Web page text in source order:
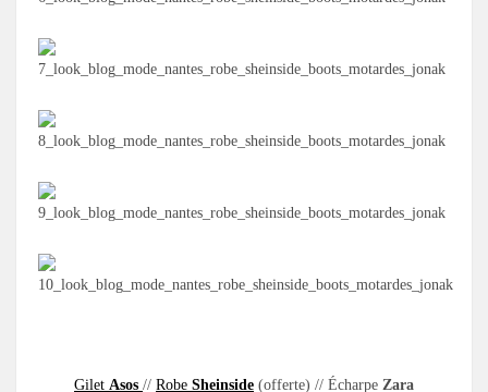
Gilet Asos // Robe Sheinside (offerte) // Écharpe Zara